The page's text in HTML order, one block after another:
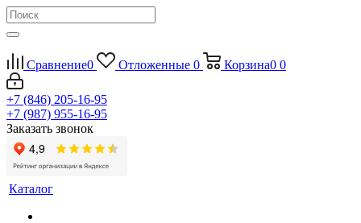
Сравнение0 Отложенные 0 Корзина0 0
+7 (846) 205-16-95
+7 (987) 955-16-95
Заказать звонок
Каталог